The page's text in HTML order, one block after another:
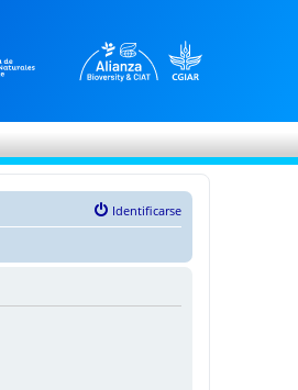
Identificarse